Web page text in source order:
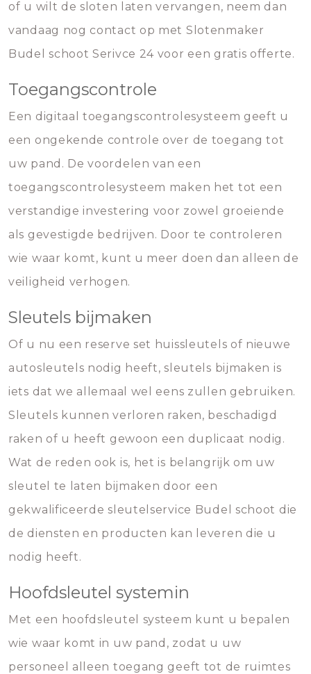
of u wilt de sloten laten vervangen, neem dan
vandaag nog contact op met Slotenmaker
Budel schoot Serivce 24 voor een gratis offerte.
Toegangscontrole
Een digitaal toegangscontrolesysteem geeft u
een ongekende controle over de toegang tot
uw pand. De voordelen van een
toegangscontrolesysteem maken het tot een
verstandige investering voor zowel groeiende
als gevestigde bedrijven. Door te controleren
wie waar komt, kunt u meer doen dan alleen de
veiligheid verhogen.
Sleutels bijmaken
Of u nu een reserve set huissleutels of nieuwe
autosleutels nodig heeft, sleutels bijmaken is
iets dat we allemaal wel eens zullen gebruiken.
Sleutels kunnen verloren raken, beschadigd
raken of u heeft gewoon een duplicaat nodig.
Wat de reden ook is, het is belangrijk om uw
sleutel te laten bijmaken door een
gekwalificeerde sleutelservice Budel schoot die
de diensten en producten kan leveren die u
nodig heeft.
Hoofdsleutel systemin
Met een hoofdsleutel systeem kunt u bepalen
wie waar komt in uw pand, zodat u uw
personeel alleen toegang geeft tot de ruimtes